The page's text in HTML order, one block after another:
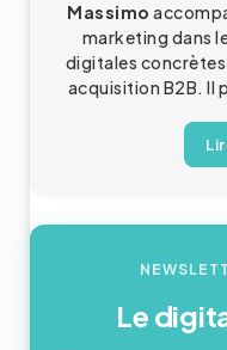
Massimo
marketing dans
digitales
acquisition B2B. Il
Le